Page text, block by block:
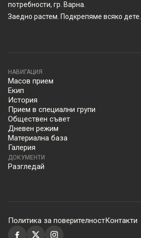
потребности, гр. Варна.
Заедно растем. Подкрепяме всяко дете.
НАВИГАЦИЯ
Масов прием
Екип
История
Прием в специални групи
Обществен съвет
Дневен режим
Материална база
Галерия
ДОКУМЕНТИ
Разгледай
Политика за поверителностКонтакти